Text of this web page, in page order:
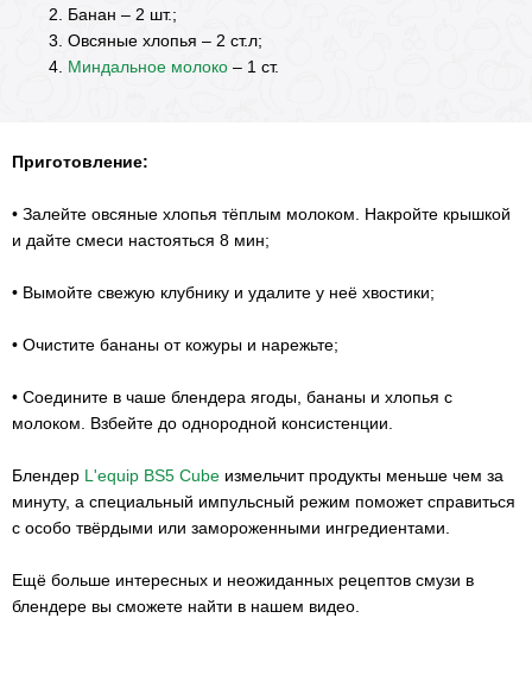
Банан – 2 шт.;
Овсяные хлопья – 2 ст.л;
Миндальное молоко – 1 ст.
Приготовление:
• Залейте овсяные хлопья тёплым молоком. Накройте крышкой
и дайте смеси настояться 8 мин;
• Вымойте свежую клубнику и удалите у неё хвостики;
• Очистите бананы от кожуры и нарежьте;
• Соедините в чаше блендера ягоды, бананы и хлопья с
молоком. Взбейте до однородной консистенции.
Блендер L'equip BS5 Cube измельчит продукты меньше чем за
минуту, а специальный импульсный режим поможет справиться
с особо твёрдыми или замороженными ингредиентами.
Ещё больше интересных и неожиданных рецептов смузи в
блендере вы сможете найти в нашем видео.